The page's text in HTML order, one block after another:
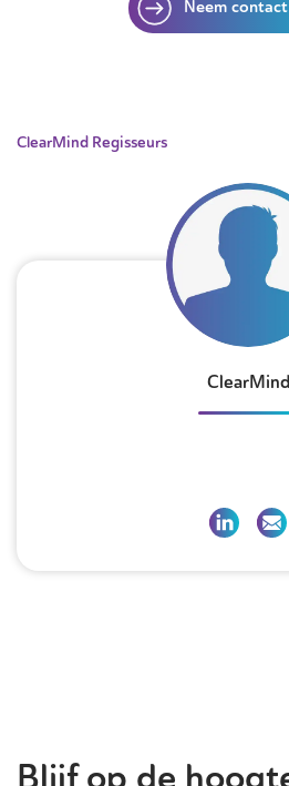
Neem
ClearMind Regisseurs
ClearMind